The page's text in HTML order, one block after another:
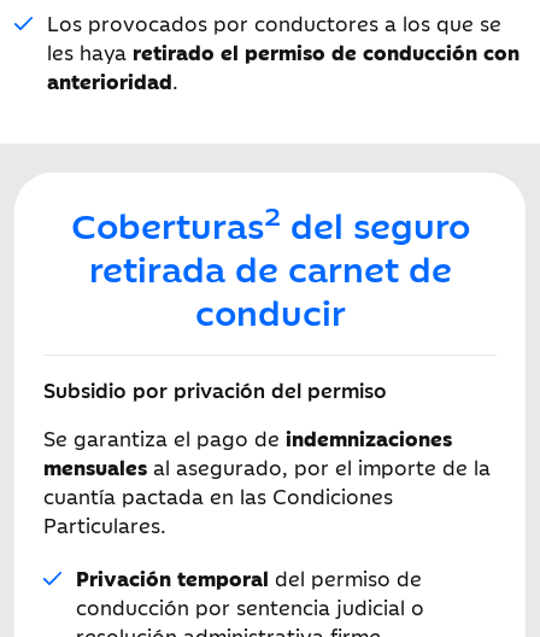
Los provocados por conductores a los que se
les haya retirado el permiso de conducción con
anterioridad.
Coberturas2 del seguro
retirada de carnet de
conducir
Subsidio por privación del permiso
Se garantiza el pago de indemnizaciones
mensuales al asegurado, por el importe de la
cuantía pactada en las Condiciones
Particulares.
Privación temporal del permiso de
conducción por sentencia judicial o